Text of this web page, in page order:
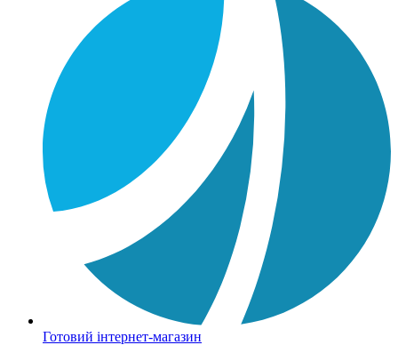
Готовий інтернет-магазин